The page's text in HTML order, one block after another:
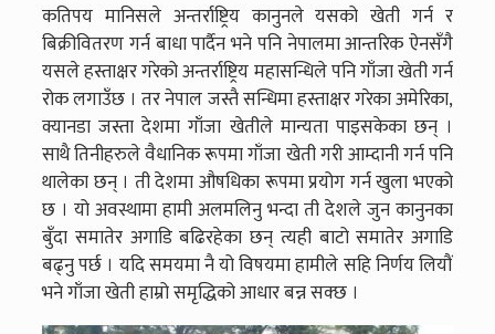
कतिपय मानिसले अन्तर्राष्ट्रिय कानुनले यसको खेती गर्न र
बिक्रीवितरण गर्न बाधा पार्दैन भने पनि नेपालमा आन्तरिक ऐनसँगै
यसले हस्ताक्षर गरेको अन्तर्राष्ट्रिय महासन्धिले पनि गाँजा खेती गर्न
रोक लगाउँछ । तर नेपाल जस्तै सन्धिमा हस्ताक्षर गरेका अमेरिका,
क्यानडा जस्ता देशमा गाँजा खेतीले मान्यता पाइसकेका छन् ।
साथै तिनीहरुले वैधानिक रूपमा गाँजा खेती गरी आम्दानी गर्न पनि
थालेका छन् । ती देशमा औषधिका रूपमा प्रयोग गर्न खुला भएको
छ । यो अवस्थामा हामी अलमलिनु भन्दा ती देशले जुन कानुनका
बुँदा समातेर अगाडि बढिरहेका छन् त्यही बाटो समातेर अगाडि
बढ्नु पर्छ । यदि समयमा नै यो विषयमा हामीले सहि निर्णय लियौं
भने गाँजा खेती हाम्रो समृद्धिको आधार बन्न सक्छ ।